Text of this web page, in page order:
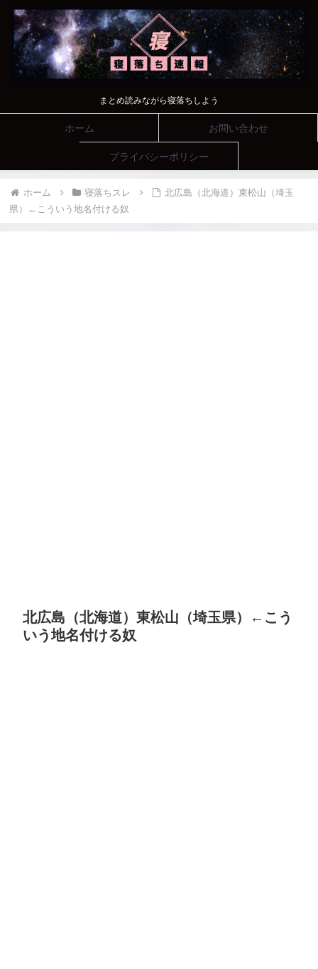
まとめ読みながら寝落ちしよう
ホーム お問い合わせ
プライバシーポリシー
ホーム 寝落ちスレ
北広島（北海道）東松山（埼玉
県）←こういう地名付ける奴
北広島（北海道）東松山（埼玉県）←こう
いう地名付ける奴